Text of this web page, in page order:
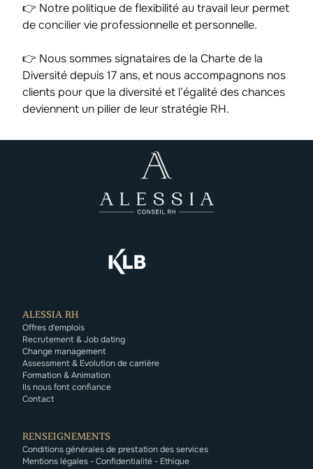
👉 Notre politique de flexibilité au travail leur permet
de concilier vie professionnelle et personnelle.
👉 Nous sommes signataires de la Charte de la
Diversité depuis 17 ans, et nous accompagnons nos
clients pour que la diversité et l’égalité des chances
deviennent un pilier de leur stratégie RH.
ALESSIA RH
Offres d'emplois
Recrutement & Job dating
Change management
Assessment & Evolution de carrière
Formation & Animation
Ils nous font confiance
Contact
RENSEIGNEMENTS
Conditions générales de prestation des services
Mentions légales - Confidentialité - Ethique